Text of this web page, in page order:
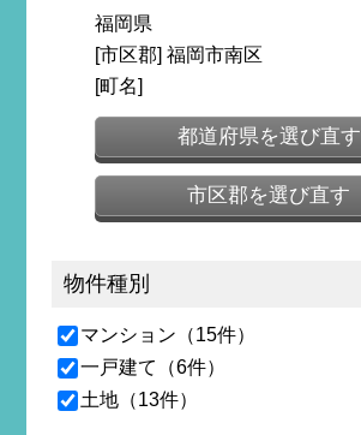
福岡県
[市区郡] 福岡市南区
[町名]
都道府県を選び直す
市区郡を選び直す
物件種別
マンション（15件）
一戸建て（6件）
土地（13件）